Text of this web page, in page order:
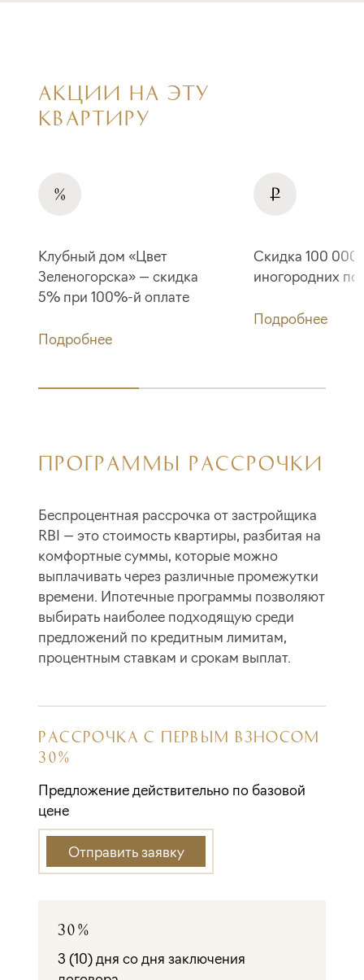
АКЦИИ НА ЭТУ
КВАРТИРУ
Клубный дом «Цвет
Зеленогорска» — скидка
5% при 100%-й оплате
Подробнее
Скидка 100 000
иногородних
Подробнее
ПРОГРАММЫ РАССРОЧКИ
Беспроцентная рассрочка от застройщика
RBI — это стоимость квартиры, разбитая на
комфортные суммы, которые можно
выплачивать через различные промежутки
времени. Ипотечные программы позволяют
выбирать наиболее подходящую среди
предложений по кредитным лимитам,
процентным ставкам и срокам выплат.
РАССРОЧКА С ПЕРВЫМ ВЗНОСОМ
30%
Предложение действительно по базовой
цене
Отправить заявку
30%
3 (10) дня со дня заключения